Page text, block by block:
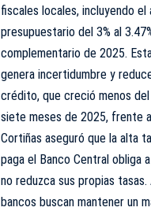
fiscales locales, incluyendo
presupuestario del 3% al
complementario de 2025.
genera incertidumbre y
crédito, que creció menos
siete meses de 2025, frente
Cortiñas aseguró que la alta
paga el Banco Central obliga
no reduzca sus propias tasas.
bancos buscan mantener un